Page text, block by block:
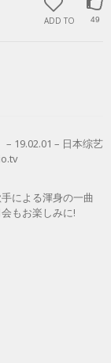
ADD TO 49
19.02.01 – 日本综艺
による渾身の一曲
もお楽しみに!